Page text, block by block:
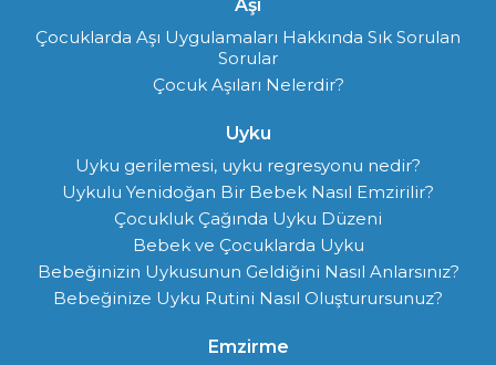
Aşı
Çocuklarda Aşı Uygulamaları Hakkında Sık Sorulan
Sorular
Çocuk Aşıları Nelerdir?
Uyku
Uyku gerilemesi, uyku regresyonu nedir?
Uykulu Yenidoğan Bir Bebek Nasıl Emzirilir?
Çocukluk Çağında Uyku Düzeni
Bebek ve Çocuklarda Uyku
Bebeğinizin Uykusunun Geldiğini Nasıl Anlarsınız?
Bebeğinize Uyku Rutini Nasıl Oluşturursunuz?
Emzirme